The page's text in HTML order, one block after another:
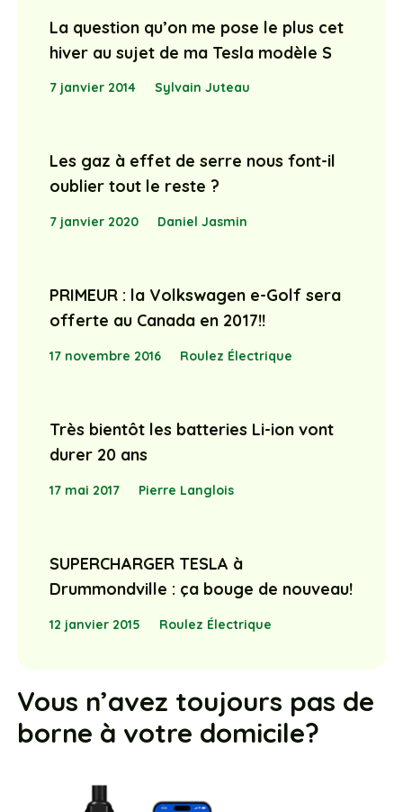
La question qu’on me pose le plus cet
hiver au sujet de ma Tesla modèle S
7 janvier 2014 Sylvain Juteau
Les gaz à effet de serre nous font-il
oublier tout le reste ?
7 janvier 2020 Daniel Jasmin
PRIMEUR : la Volkswagen e-Golf sera
offerte au Canada en 2017!!
17 novembre 2016 Roulez Électrique
Très bientôt les batteries Li-ion vont
durer 20 ans
17 mai 2017 Pierre Langlois
SUPERCHARGER TESLA à
Drummondville : ça bouge de nouveau!
12 janvier 2015 Roulez Électrique
Vous n’avez toujours pas de
borne à votre domicile?